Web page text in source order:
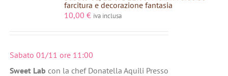
farcitura e decorazione fantasia
10,00 € iva inclusa
Sabato 01/11 ore 11:00
Sweet Lab con la chef Donatella Aquili Presso